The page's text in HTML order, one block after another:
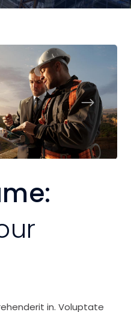
in. Voluptate